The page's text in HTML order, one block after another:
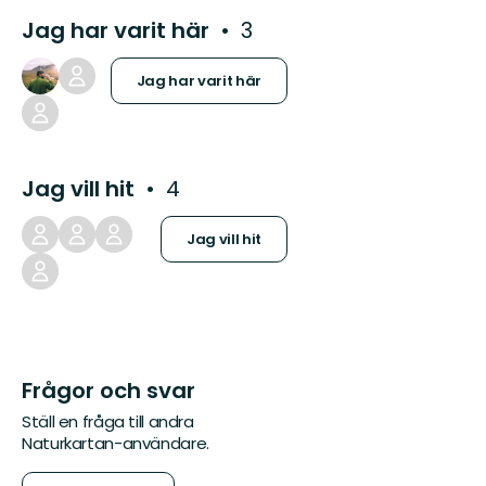
Jag har varit här 3
Jag har varit här
Jag vill hit 4
Jag vill hit
Frågor och svar
Ställ en fråga till andra
Naturkartan-användare.